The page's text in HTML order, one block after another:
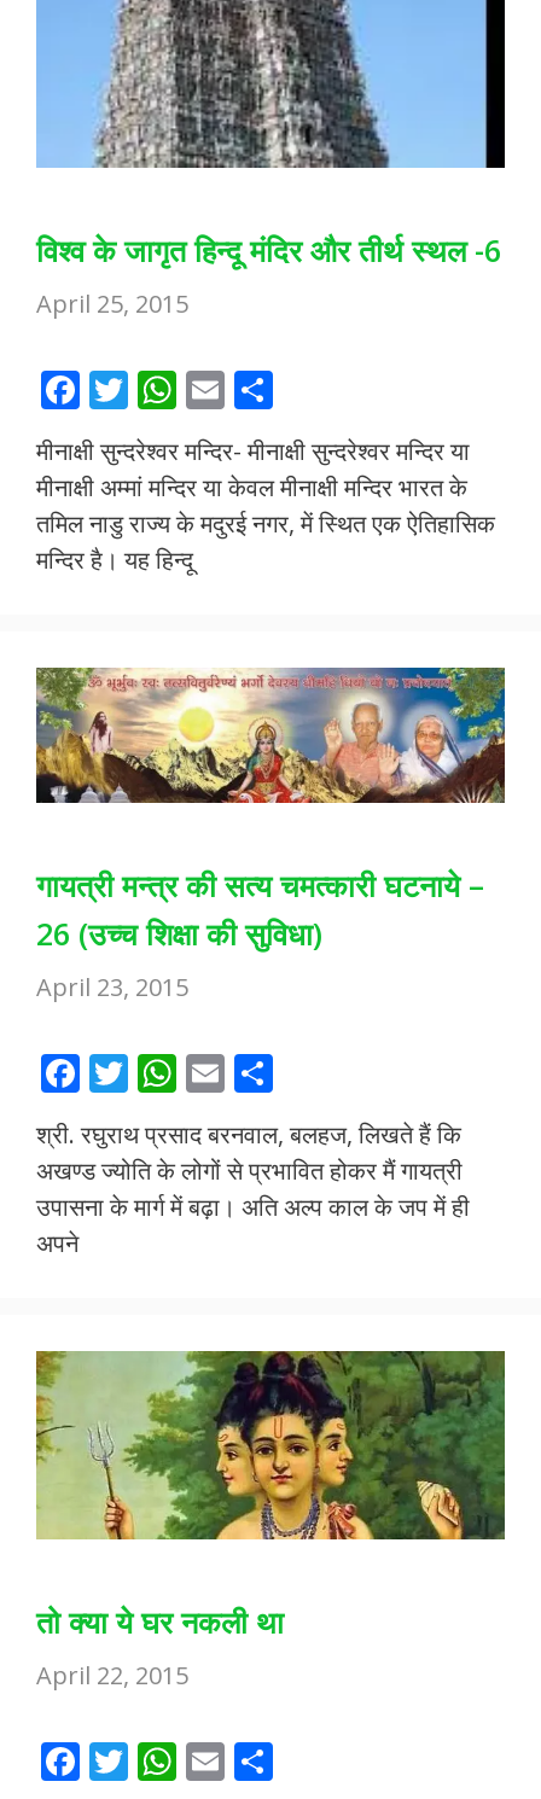
विश्व के जागृत हिन्दू मंदिर और तीर्थ स्थल -6
April 25, 2015
F
ac
e
b
o
o
T
w
itt
er
W
h
at
s
A
p
E
m
ai
l
h
ar
e
मीनाक्षी सुन्दरेश्वर मन्दिर- मीनाक्षी सुन्दरेश्वर मन्दिर या
मीनाक्षी अम्मां मन्दिर या केवल मीनाक्षी मन्दिर भारत के
तमिल नाडु राज्य के मदुरई नगर, में स्थित एक ऐतिहासिक
मन्दिर है। यह हिन्दू
गायत्री मन्त्र की सत्य चमत्कारी घटनाये –
26 (उच्च शिक्षा की सुविधा)
April 23, 2015
F
e
b
o
T
itt
er
W
at
s
A
E
ai
l
ar
e
श्री. रघुराथ प्रसाद बरनवाल, बलहज, लिखते हैं कि
अखण्ड ज्योति के लोगों से प्रभावित होकर मैं गायत्री
उपासना के मार्ग में बढ़ा। अति अल्प काल के जप में ही
अपने
तो क्या ये घर नकली था
April 22, 2015
F T W E